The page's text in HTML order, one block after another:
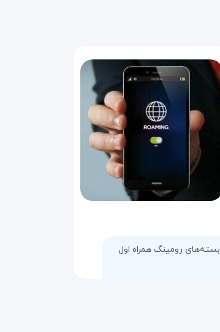
بسته‌های رومینگ همراه اول